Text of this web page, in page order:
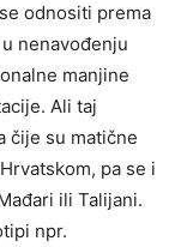
odnositi prema
nenavođenju
manjine
Ali taj
čije su matične
pa se i
ili Talijani.
npr.